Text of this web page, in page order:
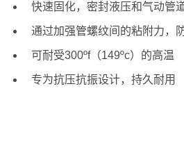
快速固化，密封液压和气动管
通过加强管螺纹间的粘附力，
可耐受300ºf（149ºc）的高温
专为抗压抗振设计，持久耐用